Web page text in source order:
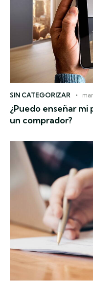
SIN CATEGORIZAR
¿Puedo enseñar
un comprador?